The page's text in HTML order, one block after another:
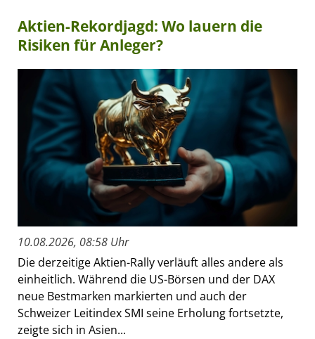
Aktien-Rekordjagd: Wo lauern die
Risiken für Anleger?
10.08.2026, 08:58 Uhr
Die derzeitige Aktien-Rally verläuft alles andere als
einheitlich. Während die US-Börsen und der DAX
neue Bestmarken markierten und auch der
Schweizer Leitindex SMI seine Erholung fortsetzte,
zeigte sich in Asien...